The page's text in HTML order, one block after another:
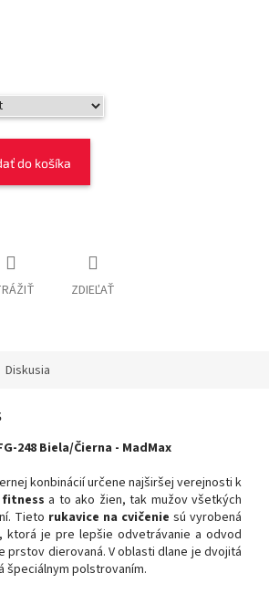
do košíka
ZDIEĽAŤ
Diskusia
248 Biela/Čierna - MadMax
konbinácií určene najširšej verejnosti k
fitness a to ako žien, tak mužov všetkých
Tieto rukavice na cvičenie sú vyrobená
ktorá je pre lepšie odvetrávanie a odvod
prstov dierovaná. V oblasti dlane je dvojitá
špeciálnym polstrovaním.